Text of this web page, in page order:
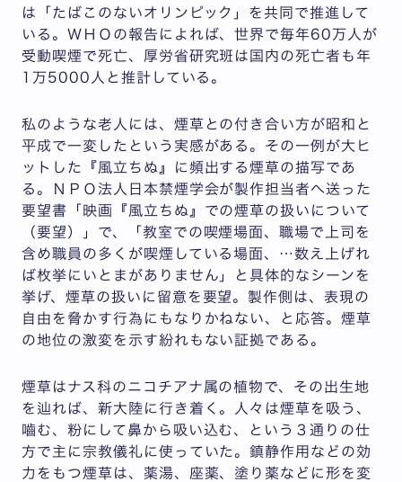
は「たばこのないオリンピック」を共同で推進して
いる。ＷＨＯの報告によれば、世界で毎年60万人が
受動喫煙で死亡、厚労省研究班は国内の死亡者も年
1万5000人と推計している。
私のような老人には、煙草との付き合い方が昭和と
平成で一変したという実感がある。その一例が大ヒ
ットした『風立ちぬ』に頻出する煙草の描写であ
る。ＮＰＯ法人日本禁煙学会が製作担当者へ送った
要望書「映画『風立ちぬ』での煙草の扱いについて
（要望）」で、「教室での喫煙場面、職場で上司を
含め職員の多くが喫煙している場面、…数え上げれ
ば枚挙にいとまがありません」と具体的なシーンを
挙げ、煙草の扱いに留意を要望。製作側は、表現の
自由を脅かす行為にもなりかねない、と応答。煙草
の地位の激変を示す紛れもない証拠である。
煙草はナス科のニコチアナ属の植物で、その出生地
を辿れば、新大陸に行き着く。人々は煙草を吸う、
嚙む、粉にして鼻から吸い込む、という３通りの仕
方で主に宗教儀礼に使っていた。鎮静作用などの効
力をもつ煙草は、薬湯、座薬、塗り薬などに形を変